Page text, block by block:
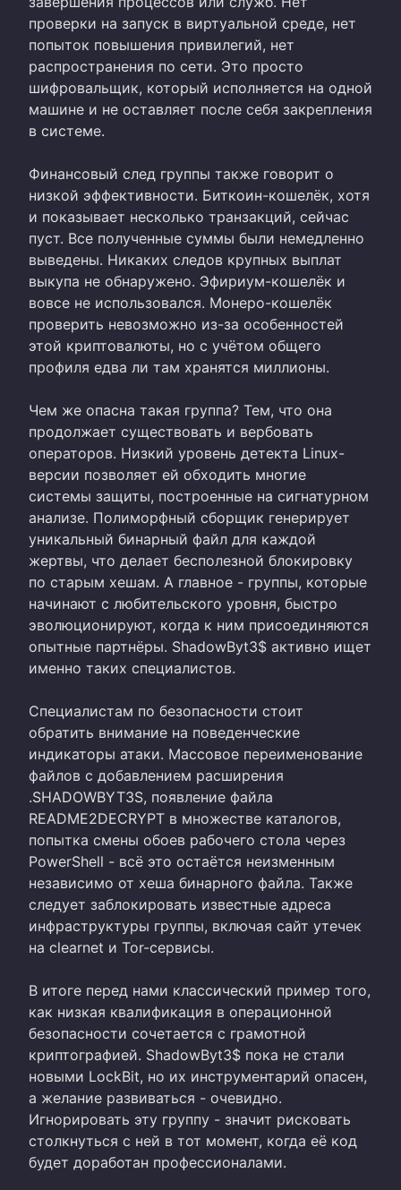
проверки на запуск в виртуальной среде, нет
попыток повышения привилегий, нет
распространения по сети. Это просто
шифровальщик, который исполняется на одной
машине и не оставляет после себя закрепления
в системе.
Финансовый след группы также говорит о
низкой эффективности. Биткоин-кошелёк, хотя
и показывает несколько транзакций, сейчас
пуст. Все полученные суммы были немедленно
выведены. Никаких следов крупных выплат
выкупа не обнаружено. Эфириум-кошелёк и
вовсе не использовался. Монеро-кошелёк
проверить невозможно из-за особенностей
этой криптовалюты, но с учётом общего
профиля едва ли там хранятся миллионы.
Чем же опасна такая группа? Тем, что она
продолжает существовать и вербовать
операторов. Низкий уровень детекта Linux-
версии позволяет ей обходить многие
системы защиты, построенные на сигнатурном
анализе. Полиморфный сборщик генерирует
уникальный бинарный файл для каждой
жертвы, что делает бесполезной блокировку
по старым хешам. А главное - группы, которые
начинают с любительского уровня, быстро
эволюционируют, когда к ним присоединяются
опытные партнёры. ShadowByt3$ активно ищет
именно таких специалистов.
Специалистам по безопасности стоит
обратить внимание на поведенческие
индикаторы атаки. Массовое переименование
файлов с добавлением расширения
.SHADOWBYT3S, появление файла
README2DECRYPT в множестве каталогов,
попытка смены обоев рабочего стола через
PowerShell - всё это остаётся неизменным
независимо от хеша бинарного файла. Также
следует заблокировать известные адреса
инфраструктуры группы, включая сайт утечек
на clearnet и Tor-сервисы.
В итоге перед нами классический пример того,
как низкая квалификация в операционной
безопасности сочетается с грамотной
криптографией. ShadowByt3$ пока не стали
новыми LockBit, но их инструментарий опасен,
а желание развиваться - очевидно.
Игнорировать эту группу - значит рисковать
столкнуться с ней в тот момент, когда её код
будет доработан профессионалами.